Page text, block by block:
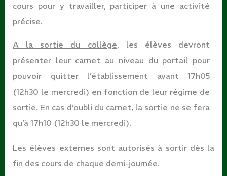
cours pour y travailler, participer à une activité
précise.
A la sortie du collège, les élèves devront
présenter leur carnet au niveau du portail pour
pouvoir quitter l’établissement avant 17h05
(12h30 le mercredi) en fonction de leur régime de
sortie. En cas d’oubli du carnet, la sortie ne se fera
qu’à 17h10 (12h30 le mercredi).
Les élèves externes sont autorisés à sortir dès la
fin des cours de chaque demi-journée.